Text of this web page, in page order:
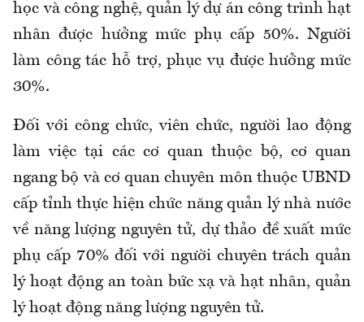
học và công nghệ, quản lý dự án công trình hạt
nhân được hưởng mức phụ cấp 50%. Người
làm công tác hỗ trợ, phục vụ được hưởng mức
30%.
Đối với công chức, viên chức, người lao động
làm việc tại các cơ quan thuộc bộ, cơ quan
ngang bộ và cơ quan chuyên môn thuộc UBND
cấp tỉnh thực hiện chức năng quản lý nhà nước
về năng lượng nguyên tử, dự thảo đề xuất mức
phụ cấp 70% đối với người chuyên trách quản
lý hoạt động an toàn bức xạ và hạt nhân, quản
lý hoạt động năng lượng nguyên tử.